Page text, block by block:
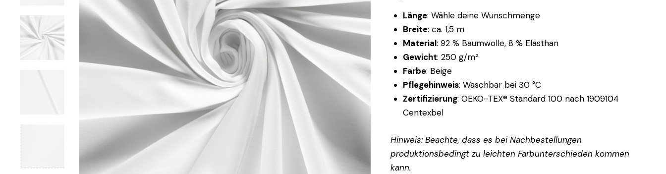
Länge: Wähle deine Wunschmenge
Breite: ca. 1,5 m
Material: 92 % Baumwolle, 8 % Elasthan
Gewicht: 250 g/m²
Farbe: Beige
Pflegehinweis: Waschbar bei 30 °C
Zertifizierung: OEKO-TEX® Standard 100 nach 1909104
Centexbel
Hinweis: Beachte, dass es bei Nachbestellungen
produktionsbedingt zu leichten Farbunterschieden kommen
kann.